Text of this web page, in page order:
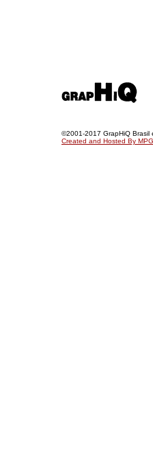
©2001-2017 GrapHiQ Brasil
Created and Hosted By